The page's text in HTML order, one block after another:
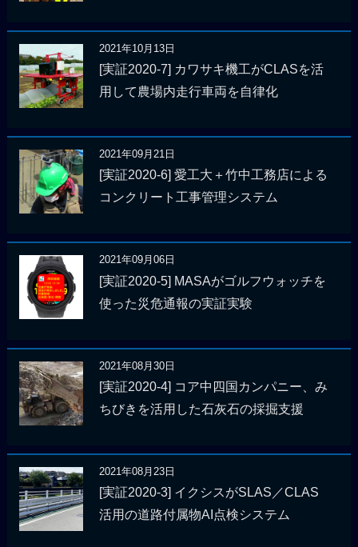
2021年10月13日
[実証2020-7] カワサキ機工がCLASを活
用して農場内走行車両を自律化
2021年09月21日
[実証2020-6] 愛工大＋竹中工務店による
コンクリート工事管理システム
2021年09月06日
[実証2020-5] MASAがゴルフウォッチを
使った災危通報の実証実験
2021年08月30日
[実証2020-4] コア中四国カンパニー、み
ちびきを活用した石灰石の採掘支援
2021年08月23日
[実証2020-3] イクシスがSLAS／CLAS
活用の道路付属物AI点検システム